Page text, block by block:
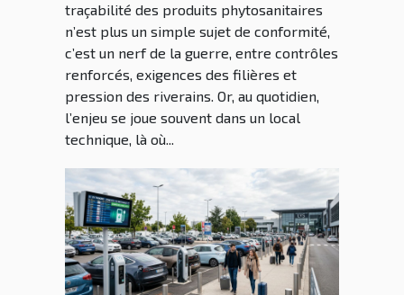
traçabilité des produits phytosanitaires
n’est plus un simple sujet de conformité,
c’est un nerf de la guerre, entre contrôles
renforcés, exigences des filières et
pression des riverains. Or, au quotidien,
l’enjeu se joue souvent dans un local
technique, là où...